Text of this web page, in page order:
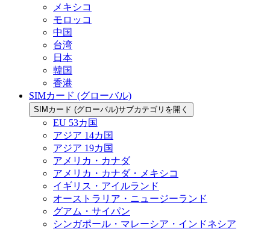
メキシコ
モロッコ
中国
台湾
日本
韓国
香港
SIMカード (グローバル)
SIMカード (グローバル)サブカテゴリを開く
EU 53カ国
アジア 14カ国
アジア 19カ国
アメリカ・カナダ
アメリカ・カナダ・メキシコ
イギリス・アイルランド
オーストラリア・ニュージーランド
グアム・サイパン
シンガポール・マレーシア・インドネシア